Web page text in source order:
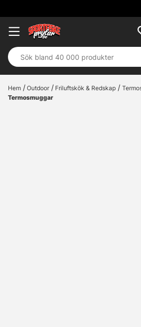
Hem Outdoor Friluftskök & Redskap
Termosmuggar